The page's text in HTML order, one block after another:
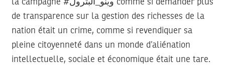
la campagne #وينو_البترول comme si demander plus
de transparence sur la gestion des richesses de la
nation était un crime, comme si revendiquer sa
pleine citoyenneté dans un monde d’aliénation
intellectuelle, sociale et économique était une tare.